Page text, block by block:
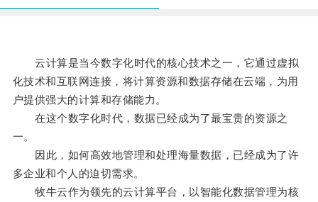
云计算是当今数字化时代的核心技术之一，它通过虚拟
化技术和互联网连接，将计算资源和数据存储在云端，为用
户提供强大的计算和存储能力。
在这个数字化时代，数据已经成为了最宝贵的资源之
一。
因此，如何高效地管理和处理海量数据，已经成为了许
多企业和个人的迫切需求。
牧牛云作为领先的云计算平台，以智能化数据管理为核